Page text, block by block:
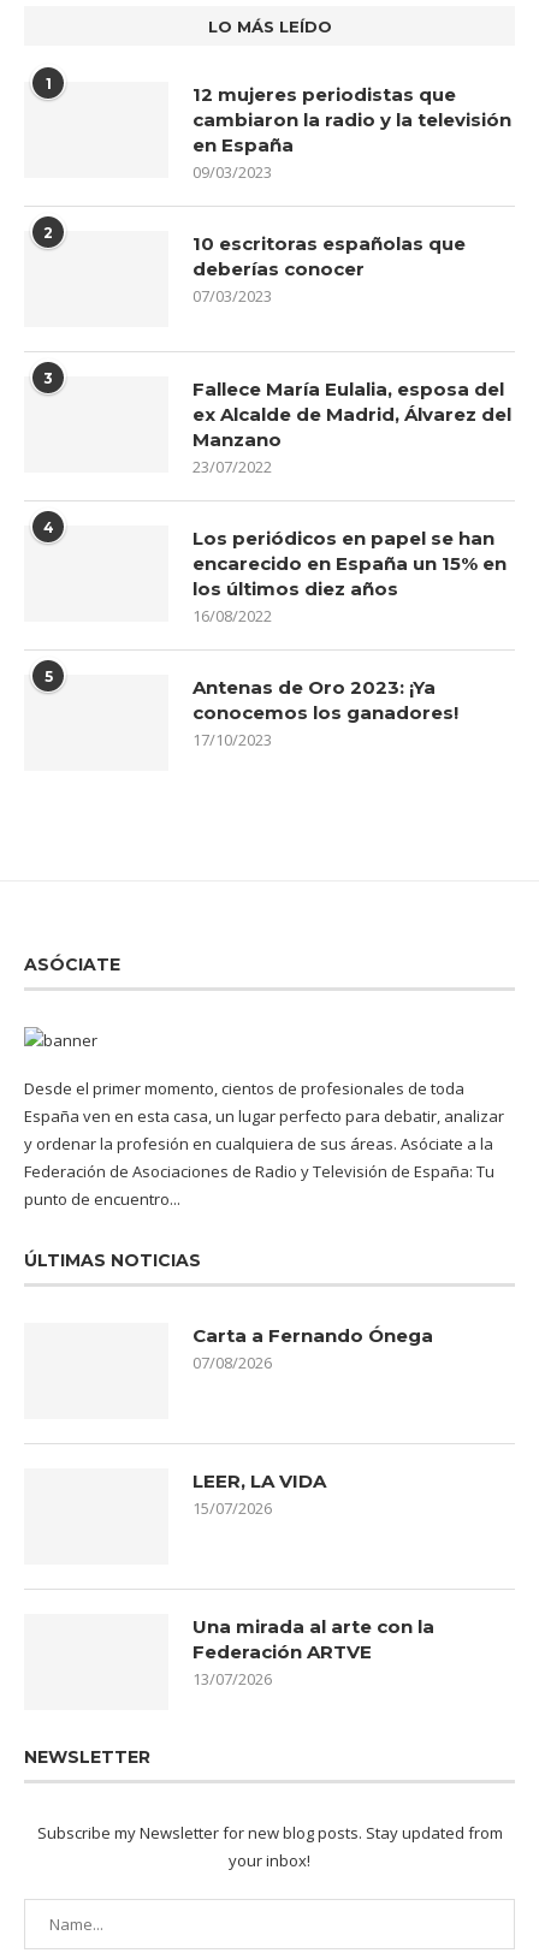
LO MÁS LEÍDO
1
12 mujeres periodistas que
cambiaron la radio y la televisión
en España
09/03/2023
2
10 escritoras españolas que
deberías conocer
07/03/2023
3
Fallece María Eulalia, esposa del
ex Alcalde de Madrid, Álvarez del
Manzano
23/07/2022
4
Los periódicos en papel se han
encarecido en España un 15% en
los últimos diez años
16/08/2022
5
Antenas de Oro 2023: ¡Ya
conocemos los ganadores!
17/10/2023
ASÓCIATE
Desde el primer momento, cientos de profesionales de toda
España ven en esta casa, un lugar perfecto para debatir, analizar
y ordenar la profesión en cualquiera de sus áreas. Asóciate a la
Federación de Asociaciones de Radio y Televisión de España: Tu
punto de encuentro...
ÚLTIMAS NOTICIAS
Carta a Fernando Ónega
07/08/2026
LEER, LA VIDA
15/07/2026
Una mirada al arte con la
Federación ARTVE
13/07/2026
NEWSLETTER
Subscribe my Newsletter for new blog posts. Stay updated from
your inbox!